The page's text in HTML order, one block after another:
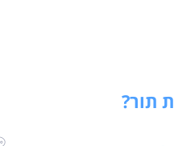
תור?